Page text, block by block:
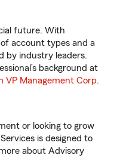
future. With
account types and a
by industry leaders.
background at
VP Management Corp.
or looking to grow
is designed to
about Advisory